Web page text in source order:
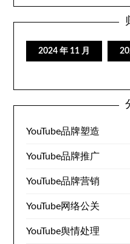
2024 年 11 月
YouTube品牌塑造
YouTube品牌推广
YouTube品牌营销
YouTube网络公关
YouTube舆情处理